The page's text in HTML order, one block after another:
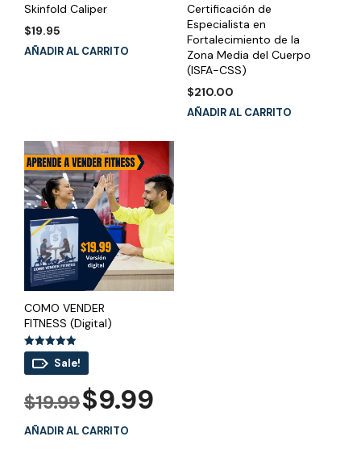
Skinfold Caliper
$19.95
AÑADIR AL CARRITO
Certificación de
Especialista en
Fortalecimiento de la
Zona Media del Cuerpo
(ISFA-CSS)
$210.00
AÑADIR AL CARRITO
COMO VENDER
FITNESS (Digital)
Valorado
5.00
Sale!
$19.99
El
precio
era:
$9.99
AÑADIR AL CARRITO